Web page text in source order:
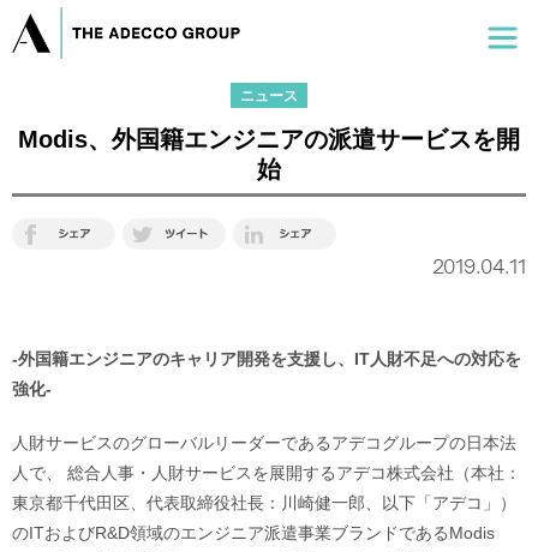
ニュース
Modis、外国籍エンジニアの派遣サービスを開
始
2019.04.11
-外国籍エンジニアのキャリア開発を支援し、IT人財不足への対応を
強化-
人財サービスのグローバルリーダーであるアデコグループの日本法
人で、 総合人事・人財サービスを展開するアデコ株式会社（本社：
東京都千代田区、代表取締役社長：川崎健一郎、以下「アデコ」）
のITおよびR&D領域のエンジニア派遣事業ブランドであるModis